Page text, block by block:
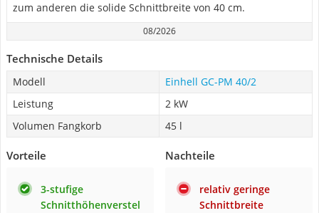
zum anderen die solide Schnittbreite von 40 cm.
08/2026
Technische Details
Modell
Einhell GC-PM 40/2
Leistung
2 kW
Volumen Fangkorb
45 l
Vorteile
3-stufige
Schnitthöhenverstel
Nachteile
relativ geringe
Schnittbreite